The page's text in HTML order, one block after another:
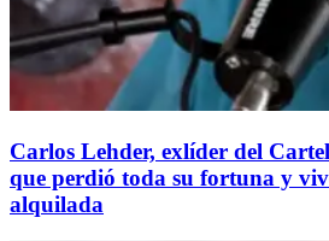
Carlos Lehder, exlíder del
que perdió toda su fortuna y
alquilada